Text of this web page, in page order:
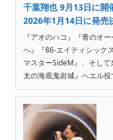
千葉翔也 9月13日に
2026年1月14日に発売
『アオのハコ』『青のオ
へ』『86-エイティシック
マスターSideM』、そし
太の海底鬼岩城』へエル